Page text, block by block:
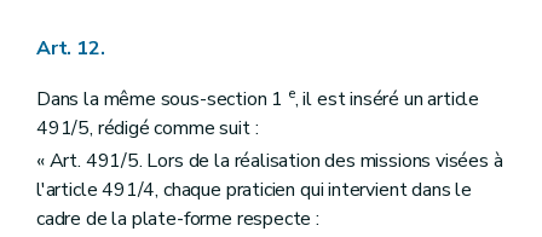
Art. 12.
Dans la même sous-section 1 e, il est inséré un article
491/5, rédigé comme suit :
« Art. 491/5. Lors de la réalisation des missions visées à
l'article 491/4, chaque praticien qui intervient dans le
cadre de la plate-forme respecte :